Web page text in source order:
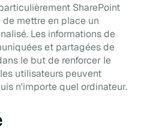
SharePoint
mettre en place un
Les informations de
et partagées de
le but de renforcer le
utilisateurs peuvent
n'importe quel ordinateur.